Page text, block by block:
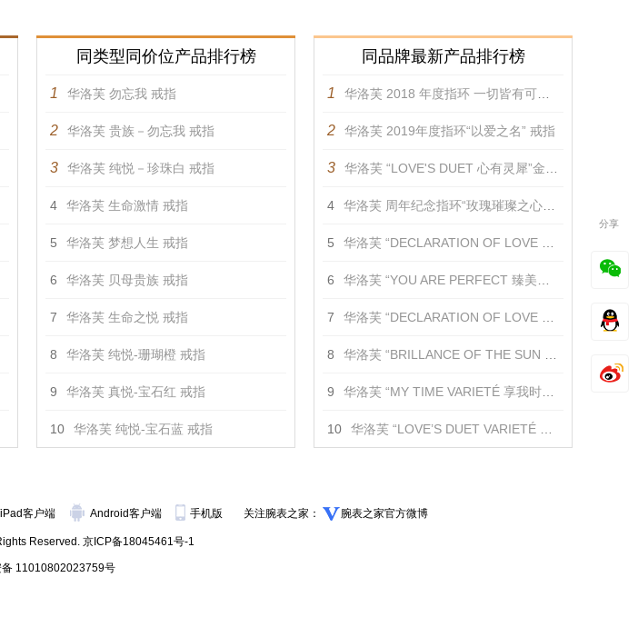
同类型同价位产品排行榜
1 华洛芙 勿忘我 戒指
2 华洛芙 贵族－勿忘我 戒指
3 华洛芙 纯悦－珍珠白 戒指
4 华洛芙 生命激情 戒指
5 华洛芙 梦想人生 戒指
6 华洛芙 贝母贵族 戒指
7 华洛芙 生命之悦 戒指
8 华洛芙 纯悦-珊瑚橙 戒指
9 华洛芙 真悦-宝石红 戒指
10 华洛芙 纯悦-宝石蓝 戒指
同品牌最新产品排行榜
1 华洛芙 2018 年度指环 一切皆有可能 戒指
2 华洛芙 2019年度指环“以爱之名” 戒指
3 华洛芙 “LOVE'S DUET 心有灵犀”金丝编花手链 手镯
4 华洛芙 周年纪念指环“玫瑰璀璨之心” 吊坠
5 华洛芙 “DECLARATION OF LOVE 爱的宣言”可替换圆饰 吊坠
6 华洛芙 “YOU ARE PERFECT 臻美如你”护身符吊坠 吊坠
7 华洛芙 “DECLARATION OF LOVE 爱的宣言”耳环 耳饰
8 华洛芙 “BRILLANCE OF THE SUN MAGIC 日光魔法”金丝编花项链 项链
9 华洛芙 “MY TIME VARIETÉ 享我时光 升级款”金丝编花项链 项链
10 华洛芙 “LOVE’S DUET VARIETÉ 心有灵犀 升级款”金丝编花项链 项链
iPad客户端 Android客户端 手机版 关注腕表之家： 腕表之家官方微博
Reserved. 京ICP备18045461号-1
备 11010802023759号
分享